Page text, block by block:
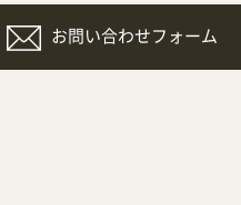
お問い合わせフォーム